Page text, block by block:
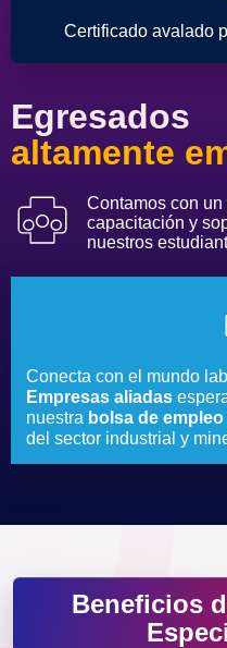
Certificado avalado
Egresados
altamente
Contamos con
capacitación y
nuestros
Conecta con el mundo
Empresas aliadas
nuestra bolsa de empleo
del sector industrial y
Beneficios